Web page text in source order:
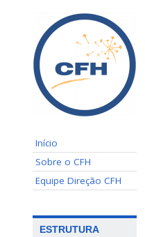
Início
Sobre o CFH
Equipe Direção CFH
ESTRUTURA